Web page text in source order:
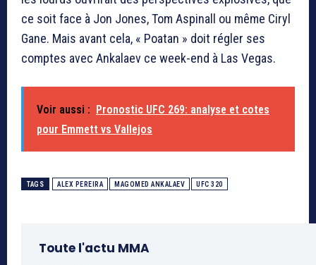
ce soit face à Jon Jones, Tom Aspinall ou même Ciryl
Gane. Mais avant cela, « Poatan » doit régler ses
comptes avec Ankalaev ce week-end à Las Vegas.
Voir aussi :
Pronostic UFC 269: analyse et cotes
pour Emmett vs Vallejos
TAGS ALEX PEREIRA MAGOMED ANKALAEV UFC 320
Toute l'actu MMA